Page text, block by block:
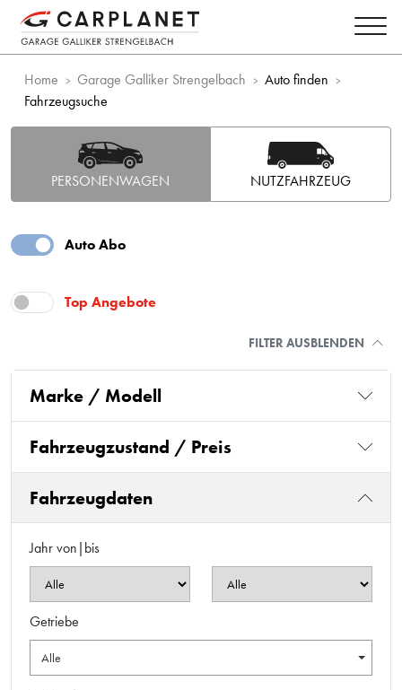
Home Garage Galliker Strengelbach
Auto finden
Fahrzeugsuche
PERSONENWAGEN NUTZFAHRZEUG
Auto Abo
Top Angebote
FILTER AUSBLENDEN
Marke / Modell
Fahrzeugzustand / Preis
Fahrzeugdaten
Jahr von|bis
Getriebe
Alle